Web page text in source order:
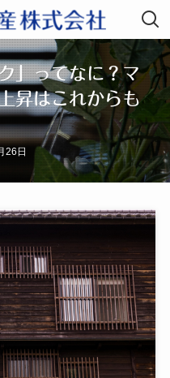
」ってなに？マ
昇はこれからも
26日